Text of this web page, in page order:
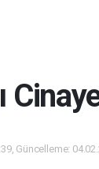
Güncelleme: